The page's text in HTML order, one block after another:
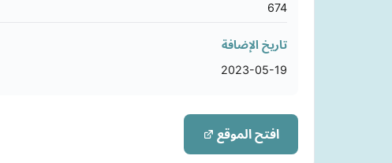
674
تاريخ الإضافة
2023-05-19
افتح الموقع